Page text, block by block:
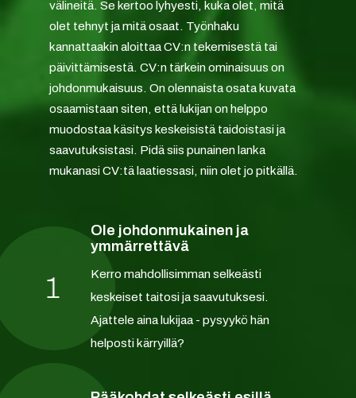
välineitä. Se kertoo lyhyesti, kuka olet, mitä
olet tehnyt ja mitä osaat. Työnhaku
kannattaakin aloittaa CV:n tekemisestä tai
päivittämisestä. CV:n tärkein ominaisuus on
johdonmukaisuus. On olennaista osata kuvata
osaamistaan siten, että lukijan on helppo
muodostaa käsitys keskeisistä taidoistasi ja
saavutuksistasi. Pidä siis punainen lanka
mukanasi CV:tä laatiessasi, niin olet jo pitkällä.
1
Ole johdonmukainen ja
ymmärrettävä
Kerro mahdollisimman selkeästi
keskeiset taitosi ja saavutuksesi.
Ajattele aina lukijaa - pysyykö hän
helposti kärryillä?